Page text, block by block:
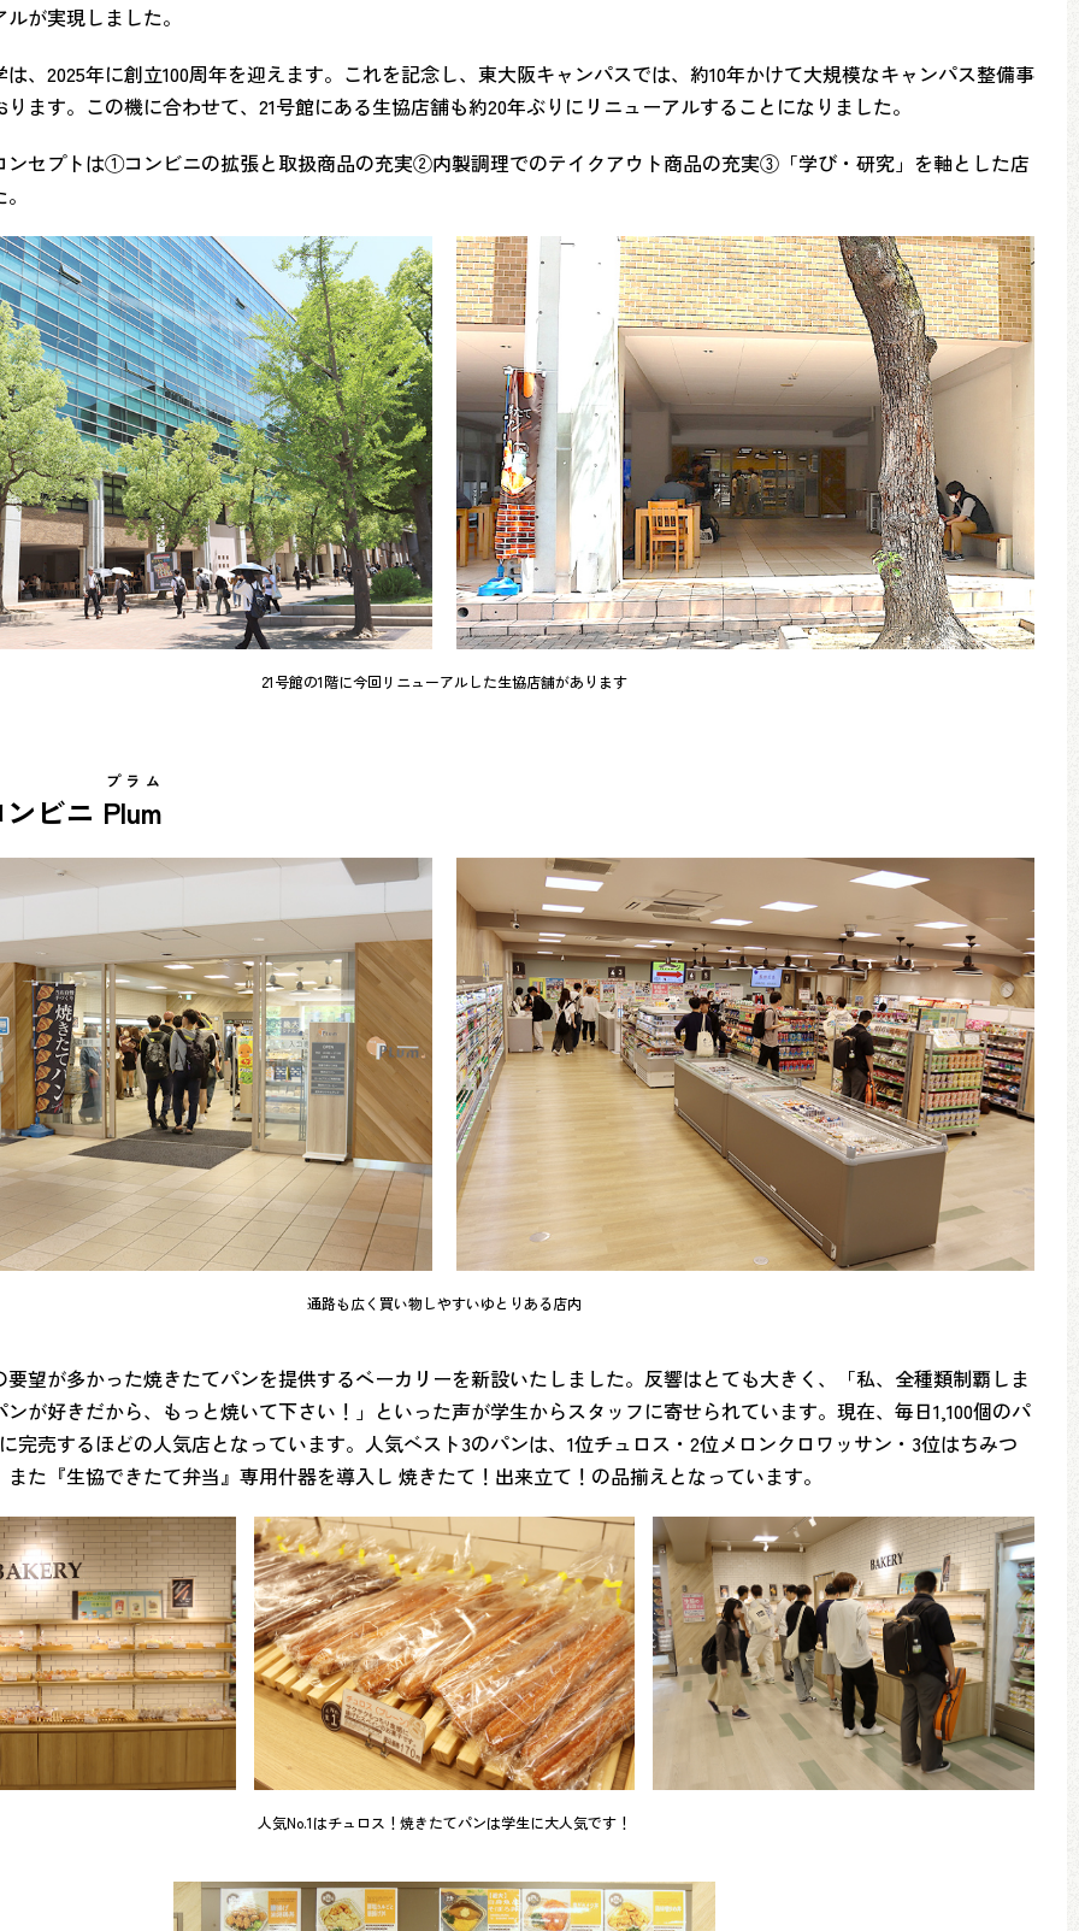
が実現しました。
、2025年に創立100周年を迎えます。これを記念し、東大阪キャンパスでは、約10年かけて大規模なキャンパス整備事
ます。この機に合わせて、21号館にある生協店舗も約20年ぶりにリニューアルすることになりました。
ンセプトは①コンビニの拡張と取扱商品の充実②内製調理でのテイクアウト商品の充実③「学び・研究」を軸とした店
21号館の1階に今回リニューアルした生協店舗があります
ビニ Plum
プラム
通路も広く買い物しやすいゆとりある店内
望が多かった焼きたてパンを提供するベーカリーを新設いたしました。反響はとても大きく、「私、全種類制覇しま
が好きだから、もっと焼いて下さい！」といった声が学生からスタッフに寄せられています。現在、毎日1,100個のパ
完売するほどの人気店となっています。人気ベスト3のパンは、1位チュロス・2位メロンクロワッサン・3位はちみつ
た『生協できたて弁当』専用什器を導入し 焼きたて！出来立て！の品揃えとなっています。
人気No.1はチュロス！焼きたてパンは学生に大人気です！